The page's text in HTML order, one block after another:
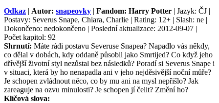
Odkaz | Autor: snapeovky | Fandom: Harry Potter | Jazyk: ČJ |
Postavy: Severus Snape, Chiara, Charlie | Rating: 12+ | Slash: ne |
Dokončeno: nedokončeno | Poslední aktualizace: 2012-09-07 |
Počet kapitol: 92
Shrnutí: Máte rádi postavu Severuse Snapea? Napadlo vás někdy,
co dělal v dobách, kdy oddaně působil jako Smrtijed? Co když jeho
dřívější životní styl nezůstal bez následků? Poradí si Severus Snape i
v situaci, která by ho nenapadla ani v jeho nejděsivější noční můře?
Je schopen zvládnout něco, co by mu ani na mysl nepřišlo? Jak
zareaguje na ozvu minulosti? Je schopen jí čelit? Změní ho?
Klíčová slova: